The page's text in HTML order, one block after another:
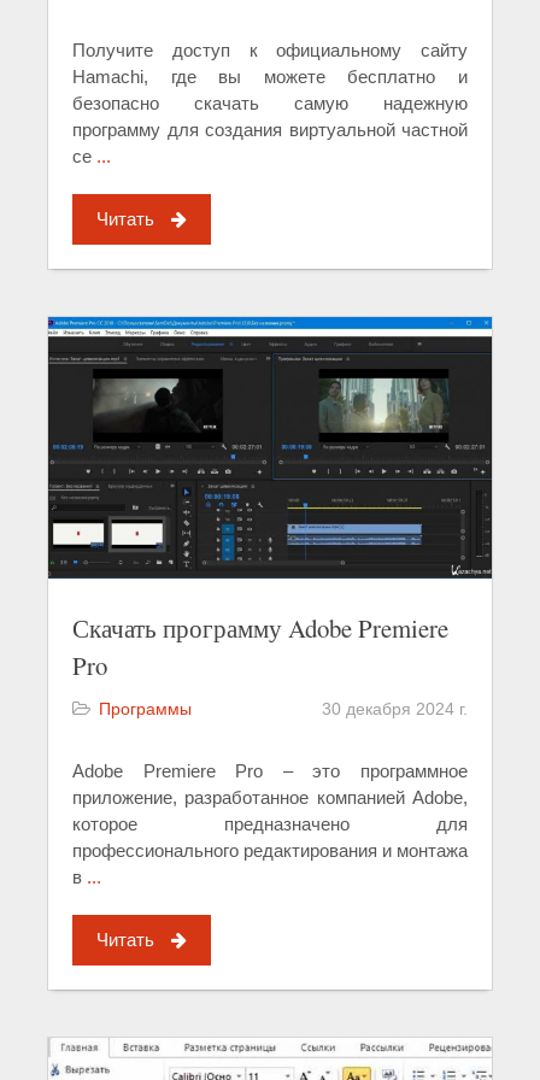
Получите доступ к официальному сайту
Hamachi, где вы можете бесплатно и
безопасно скачать самую надежную
программу для создания виртуальной частной
се ...
Читать
Скачать программу Adobe Premiere
Pro
Программы 30 декабря 2024 г.
Adobe Premiere Pro – это программное
приложение, разработанное компанией Adobe,
которое предназначено для
профессионального редактирования и монтажа
в ...
Читать